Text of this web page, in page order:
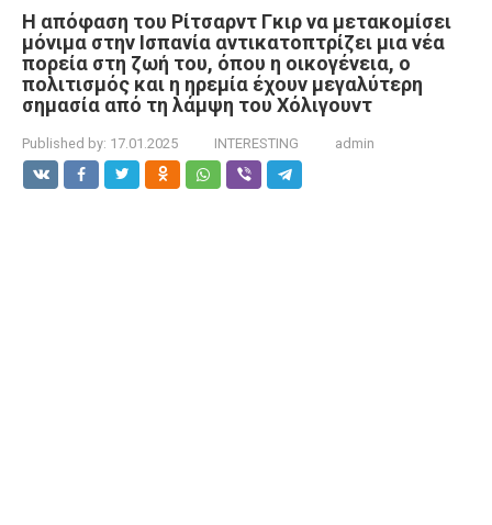
Η απόφαση του Ρίτσαρντ Γκιρ να μετακομίσει
μόνιμα στην Ισπανία αντικατοπτρίζει μια νέα
πορεία στη ζωή του, όπου η οικογένεια, ο
πολιτισμός και η ηρεμία έχουν μεγαλύτερη
σημασία από τη λάμψη του Χόλιγουντ
Published by: 17.01.2025 INTERESTING admin